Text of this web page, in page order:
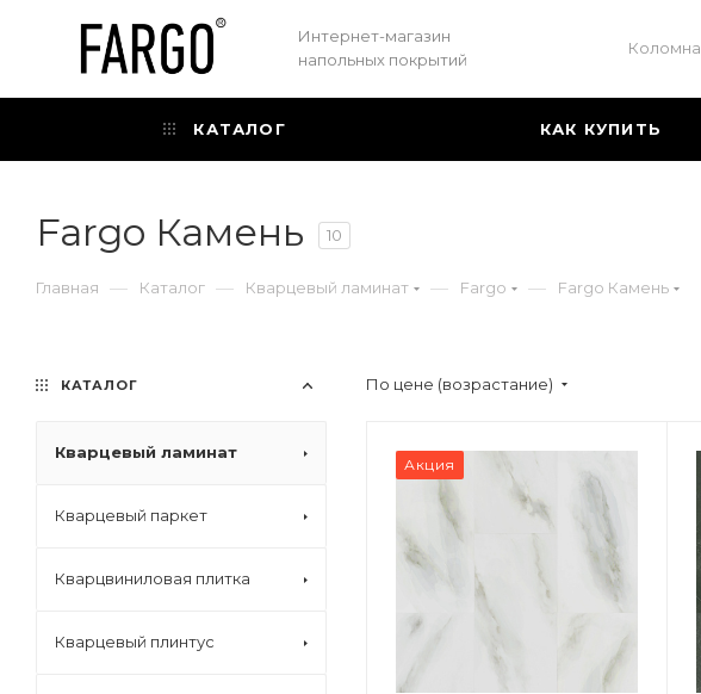
Интернет-магазин
напольных покрытий
Коломна
КАТАЛОГ КАК КУПИТЬ
Fargo Камень 10
Главная — Каталог — Кварцевый ламинат — Fargo — Fargo Камень
По цене (возрастание)
Акция
КАТАЛОГ
Кварцевый ламинат
Кварцевый паркет
Кварцвиниловая плитка
Кварцевый плинтус